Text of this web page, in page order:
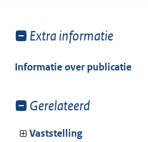
Toon
van:
Extra informatie
Informatie over publicatie
Toon
van:
Gerelateerd
Vaststelling